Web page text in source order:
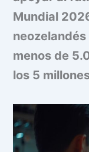
Mundial
menos de
los 5